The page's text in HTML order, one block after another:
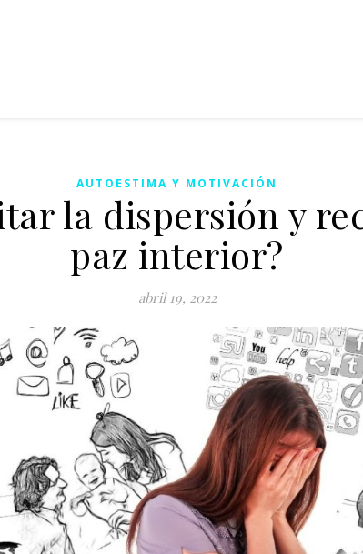
AUTOESTIMA Y MOTIVACIÓN
la dispersión y
paz interior?
abril 19, 2022